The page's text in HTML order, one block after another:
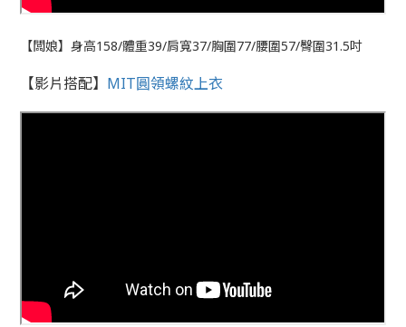
【闆娘】身高158/體重39/肩寬37/胸圍77/腰圍57/臀圍31.5吋
【影片搭配】 MIT圓領螺紋上衣